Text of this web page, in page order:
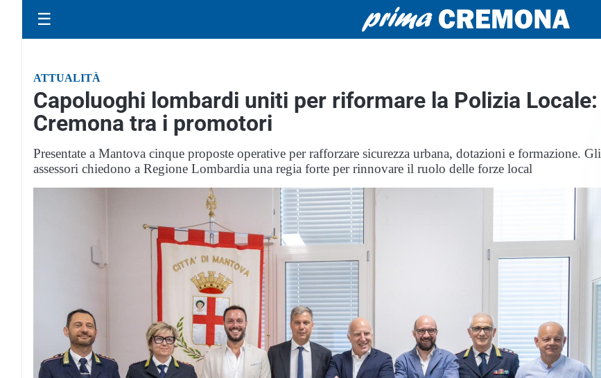
☰
ATTUALITÀ
Capoluoghi lombardi uniti per riformare la Polizia Locale:
Cremona tra i promotori
Presentate a Mantova cinque proposte operative per rafforzare sicurezza urbana, dotazioni e formazione. Gli
assessori chiedono a Regione Lombardia una regia forte per rinnovare il ruolo delle forze local